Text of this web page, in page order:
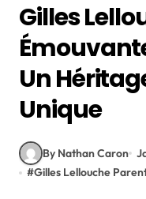
Gilles
Un
Unique
By Nathan Caron
#Gilles Lellouche